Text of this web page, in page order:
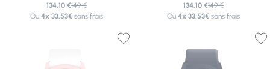
134,10 €149 €
Ou 4x 33.53€sans frais
134,10 €149 €
Ou4x 33.53€ sans frais